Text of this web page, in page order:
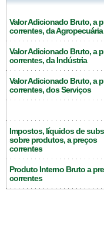
Valor Adicionado Bruto, a
correntes, da Agropecuária
Valor Adicionado Bruto, a
correntes, da Indústria
Valor Adicionado Bruto, a
correntes, dos Serviços
Impostos, líquidos de
sobre produtos, a preços
correntes
Produto Interno Bruto a
correntes